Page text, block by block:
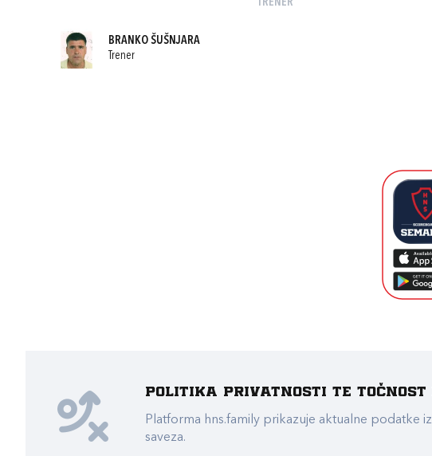
TRENER
BRANKO ŠUŠNJARA
Trener
Politika privatnosti te točnost
Platforma hns.family prikazuje aktualne podatke
saveza.